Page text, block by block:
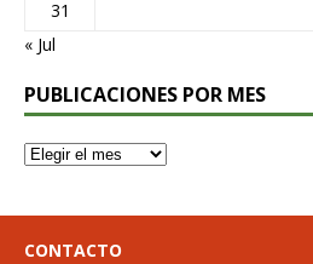
31
« Jul
PUBLICACIONES POR MES
CONTACTO